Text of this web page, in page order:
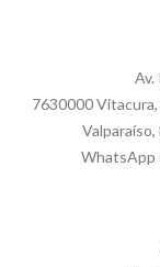
Av.
7630000
WhatsApp